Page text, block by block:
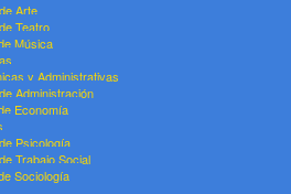
Arte
Teatro
Música
y Administrativas
Administración
Economía
Psicología
Trabajo Social
Sociología